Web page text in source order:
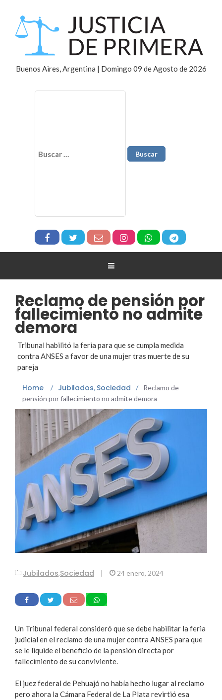
Buenos Aires, Argentina | Domingo 09 de Agosto de 2026
Reclamo de pensión por
fallecimiento no admite
demora
Tribunal habilitó la feria para que se cumpla medida
contra ANSES a favor de una mujer tras muerte de su
pareja
Home / Jubilados, Sociedad /
Reclamo de
pensión por fallecimiento no admite demora
Jubilados,Sociedad | 24 enero, 2024
Un Tribunal federal consideró que se debe habilitar la feria
judicial en el reclamo de una mujer contra ANSES para que
se le liquide el beneficio de la pensión directa por
fallecimiento de su conviviente.
El juez federal de Pehuajó no había hecho lugar al reclamo
pero ahora la Cámara Federal de La Plata revirtió esa